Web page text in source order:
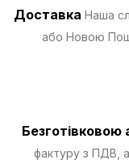
Доставка Наша
або Новою
Безготівковою
фактуру з ПДВ,